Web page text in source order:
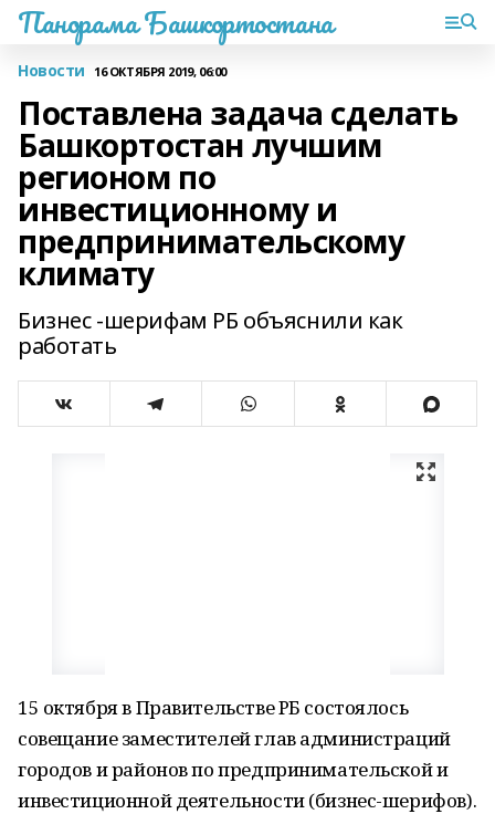
Панорама Башкортостана
Новости 16 ОКТЯБРЯ 2019, 06:00
Поставлена задача сделать
Башкортостан лучшим
регионом по
инвестиционному и
предпринимательскому
климату
Бизнес -шерифам РБ объяснили как
работать
15 октября в Правительстве РБ состоялось
совещание заместителей глав администраций
городов и районов по предпринимательской и
инвестиционной деятельности (бизнес-шерифов).